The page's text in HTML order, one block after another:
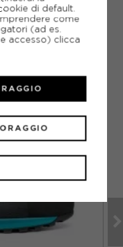
NOI
di default.
come
(ad es.
accesso) clicca